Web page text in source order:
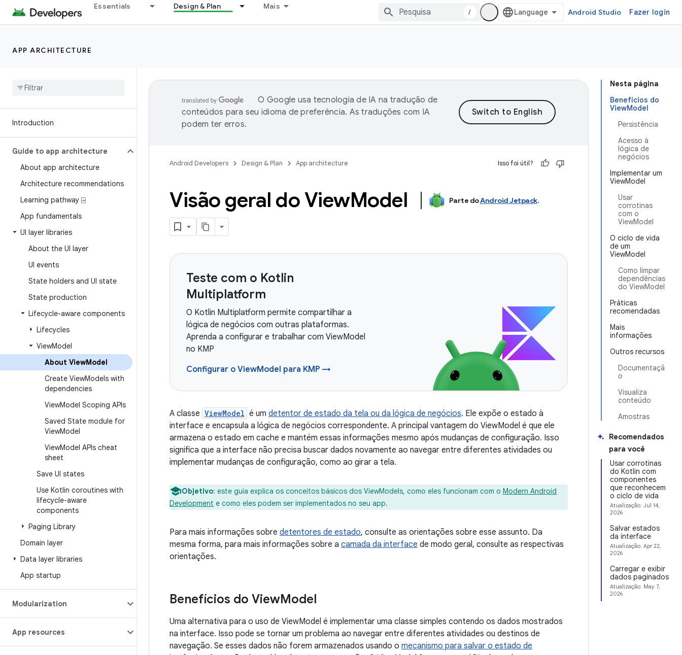
Essentials Design & Plan Mais
/ Android Studio Fazer login
APP ARCHITECTURE
Introduction
Guide to app architecture
About app architecture
Architecture recommendations
Learning pathway ⍈
App fundamentals
UI layer libraries
About the UI layer
UI events
State holders and UI state
State production
Lifecycle-aware components
Lifecycles
ViewModel
About ViewModel
Create ViewModels with
dependencies
ViewModel Scoping APIs
Saved State module for
ViewModel
ViewModel APIs cheat
sheet
Save UI states
Use Kotlin coroutines with
lifecycle-aware
components
Paging Library
Domain layer
Data layer libraries
App startup
Modularization
App resources
Nesta página
Benefícios do
ViewModel
Persistência
Acesso à
lógica de
negócios
Implementar um
ViewModel
Usar
corrotinas
com o
ViewModel
O ciclo de vida
de um
ViewModel
Como limpar
dependências
do ViewModel
Práticas
recomendadas
Mais
informações
Outros recursos
Documentaçã
o
Visualiza
conteúdo
Amostras
Recomendados
para você
Usar corrotinas
do Kotlin com
componentes
que reconhecem
o ciclo de vida
Atualização: Jul 14,
2026
Salvar estados
da interface
Atualização: Apr 22,
2026
Carregar e exibir
dados paginados
Atualização: May 7,
2026
O Google usa tecnologia de IA na tradução de
conteúdos para seu idioma de preferência. As traduções com IA
podem ter erros.
Android Developers Design & Plan App architecture Isso foi útil?
Visão geral do ViewModel Parte doAndroid Jetpack.
Teste com o Kotlin
Multiplatform
O Kotlin Multiplatform permite compartilhar a
lógica de negócios com outras plataformas.
Aprenda a configurar e trabalhar com ViewModel
no KMP
Configurar o ViewModel para KMP →
A classe ViewModel é um detentor de estado da tela ou da lógica de negócios. Ele expõe o estado à
interface e encapsula a lógica de negócios correspondente. A principal vantagem do ViewModel é que ele
armazena o estado em cache e mantém essas informações mesmo após mudanças de configuração. Isso
significa que a interface não precisa buscar dados novamente ao navegar entre diferentes atividades ou
implementar mudanças de configuração, como ao girar a tela.
Objetivo: este guia explica os conceitos básicos dos ViewModels, como eles funcionam com o Modern Android
Development e como eles podem ser implementados no seu app.
Para mais informações sobre detentores de estado, consulte as orientações sobre esse assunto. Da
mesma forma, para mais informações sobre a camada da interface de modo geral, consulte as respectivas
orientações.
Benefícios do ViewModel
Uma alternativa para o uso de ViewModel é implementar uma classe simples contendo os dados mostrados
na interface. Isso pode se tornar um problema ao navegar entre diferentes atividades ou destinos de
navegação. Se esses dados não forem armazenados usando o mecanismo para salvar o estado de